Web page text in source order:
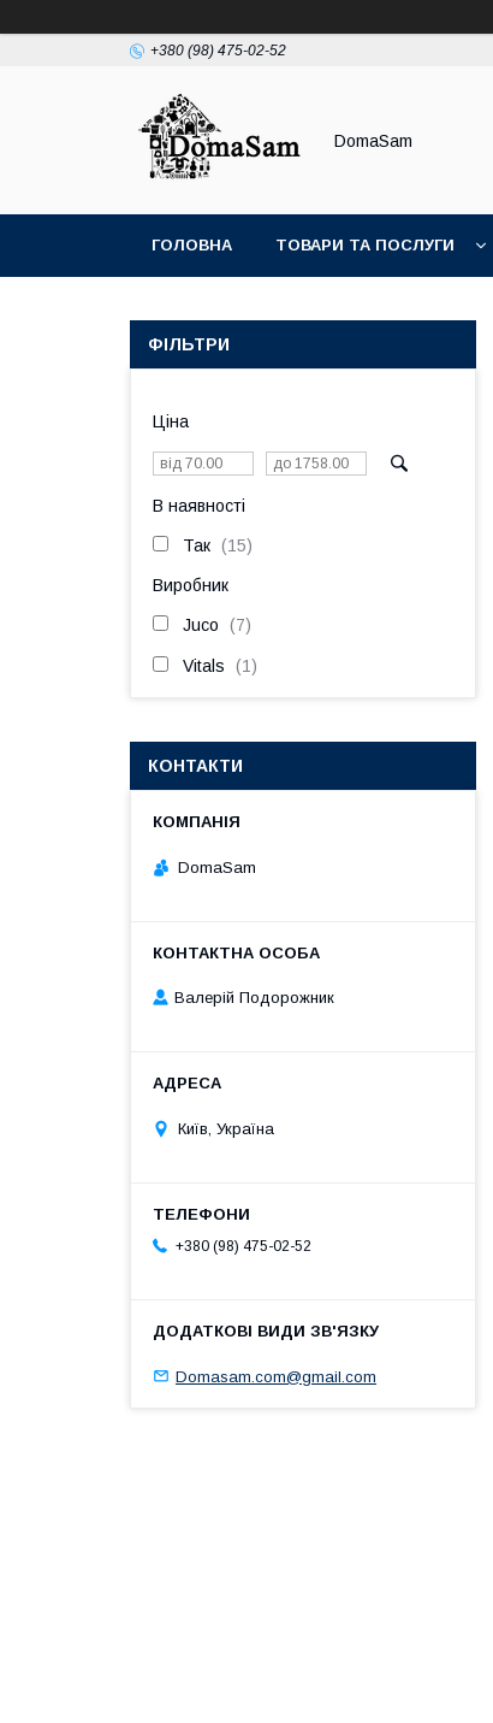
+380 (98) 475-02-52
DomaSam
ГОЛОВНА ТОВАРИ ТА ПОСЛУГИ
ФІЛЬТРИ
Ціна
В наявності
Так 15
Виробник
Juco 7
Vitals 1
КОНТАКТИ
DomaSam
Валерій Подорожник
Київ, Україна
+380 (98) 475-02-52
Domasam.com@gmail.com